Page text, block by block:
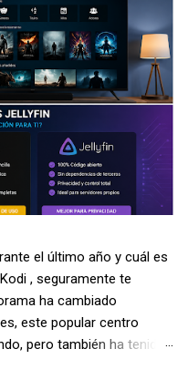
el último año y cuál es
, seguramente te
ha cambiado
este popular centro
pero también ha tenido